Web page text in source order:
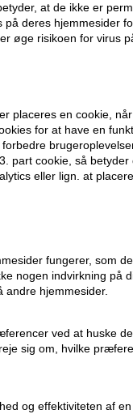
at de ikke er
på deres hjemmesider
øge risikoen for virus
placeres en cookie,
for at have en
part cookie, så betyder
eller lign. at
fungerer, som
nogen indvirkning på
andre hjemmesider.
ved at huske
sig om, hvilke
og effektiviteten af
3-in-1 Shampoo,
huden
genopliver håret
duft
Crew 3-in-1
hår og lad virke i
over hele kroppen